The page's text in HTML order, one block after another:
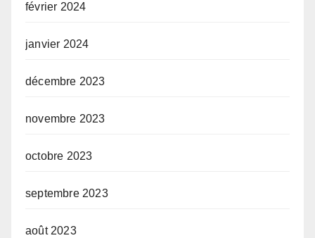
février 2024
janvier 2024
décembre 2023
novembre 2023
octobre 2023
septembre 2023
août 2023